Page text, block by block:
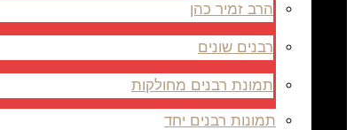
הרב זמיר כהן
רבנים שונים
תמונת רבנים מחולקות
תמונות רבנים יחד